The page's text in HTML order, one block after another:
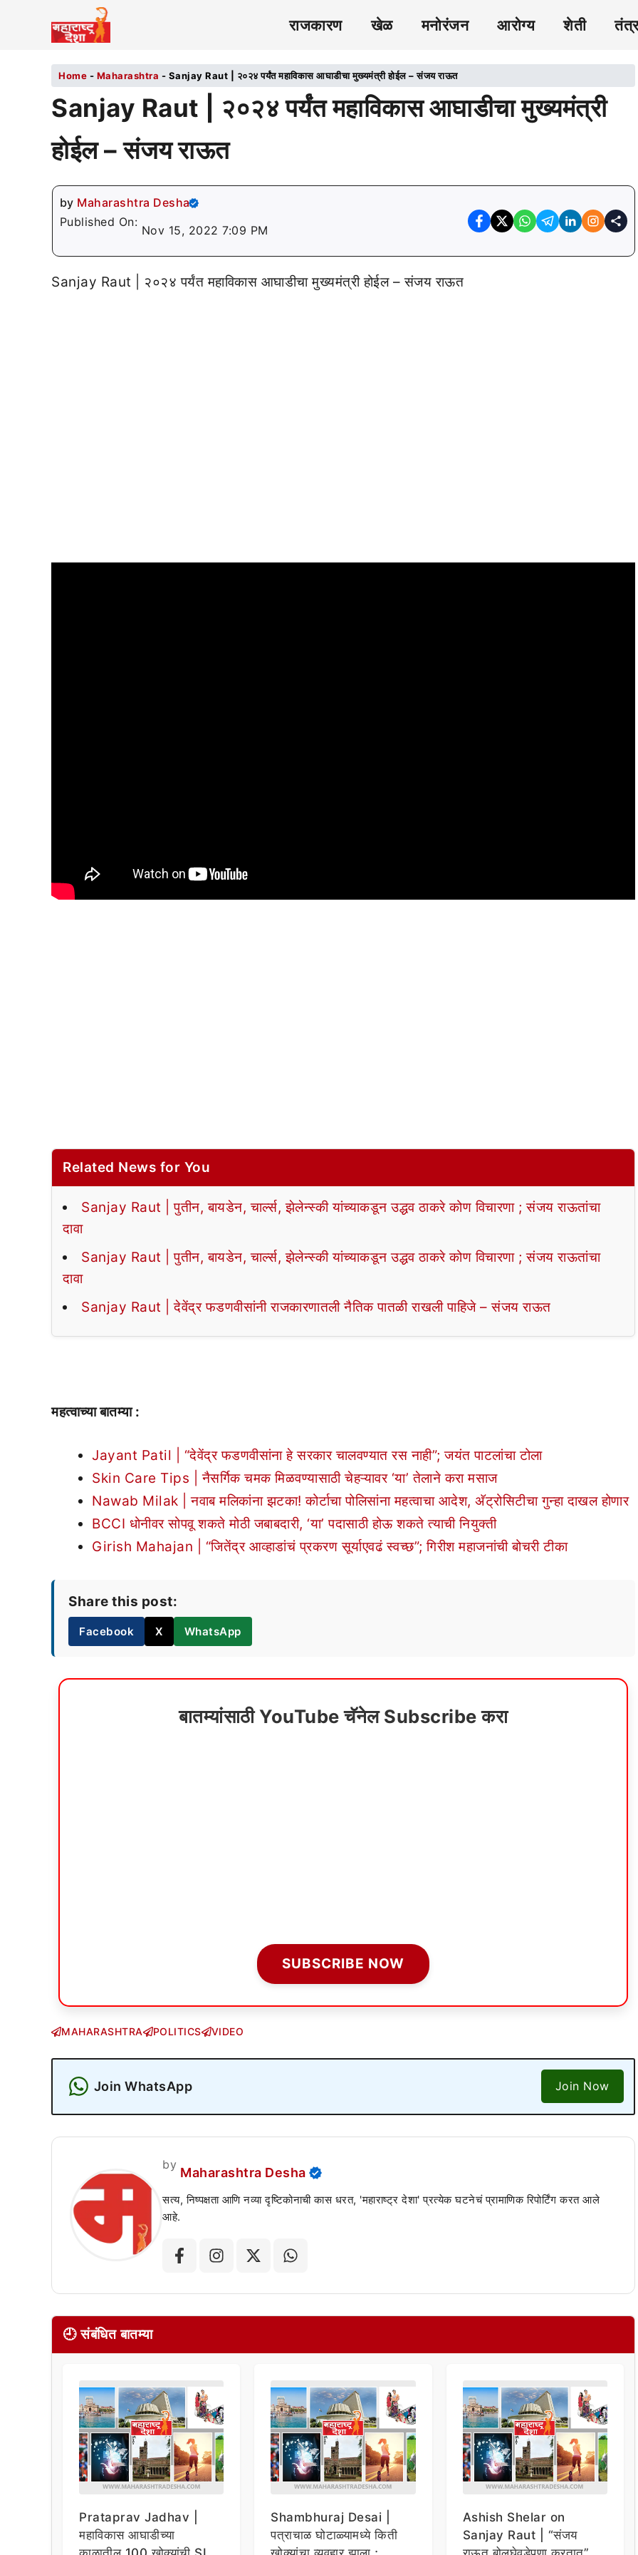
राजकारण खेळ मनोरंजन आरोग्य शेती
Home - Maharashtra - Sanjay Raut | २०२४ पर्यंत महाविकास आघाडीचा मुख्यमंत्री होईल – संजय राऊत
Sanjay Raut | २०२४ पर्यंत महाविकास आघाडीचा मुख्यमंत्री
होईल – संजय राऊत
by Maharashtra Desha
Published On:
Nov 15, 2022 7:09 PM
Sanjay Raut | २०२४ पर्यंत महाविकास आघाडीचा मुख्यमंत्री होईल – संजय राऊत
Related News for You
Sanjay Raut | पुतीन, बायडेन, चार्ल्स, झेलेन्स्की यांच्याकडून उद्धव ठाकरे कोण विचारणा ; संजय राऊतांचा
दावा
Sanjay Raut | पुतीन, बायडेन, चार्ल्स, झेलेन्स्की यांच्याकडून उद्धव ठाकरे कोण विचारणा ; संजय राऊतांचा
दावा
Sanjay Raut | देवेंद्र फडणवीसांनी राजकारणातली नैतिक पातळी राखली पाहिजे – संजय राऊत
महत्वाच्या बातम्या :
Jayant Patil | “देवेंद्र फडणवीसांना हे सरकार चालवण्यात रस नाही”; जयंत पाटलांचा टोला
Skin Care Tips | नैसर्गिक चमक मिळवण्यासाठी चेहऱ्यावर ‘या’ तेलाने करा मसाज
Nawab Milak | नवाब मलिकांना झटका! कोर्टाचा पोलिसांना महत्वाचा आदेश, अ‍ॅट्रोसिटीचा गुन्हा दाखल होणार
BCCI धोनीवर सोपवू शकते मोठी जबाबदारी, ‘या’ पदासाठी होऊ शकते त्याची नियुक्ती
Girish Mahajan | “जितेंद्र आव्हाडांचं प्रकरण सूर्याएवढं स्वच्छ”; गिरीश महाजनांची बोचरी टीका
Share this post:
Facebook X WhatsApp
बातम्यांसाठी YouTube चॅनेल Subscribe करा
SUBSCRIBE NOW
MAHARASHTRA POLITICS VIDEO
Join WhatsApp Join Now
by
Maharashtra Desha
सत्य, निष्पक्षता आणि नव्या दृष्टिकोनाची कास धरत, 'महाराष्ट्र देशा' प्रत्येक घटनेचं प्रामाणिक रिपोर्टिंग करत आले
आहे.
🕘 संबंधित बातम्या
Prataprav Jadhav |
महाविकास आघाडीच्या
Shambhuraj Desai |
पत्राचाळ घोटाळ्यामध्ये किती
Ashish Shelar on
Sanjay Raut | “संजय